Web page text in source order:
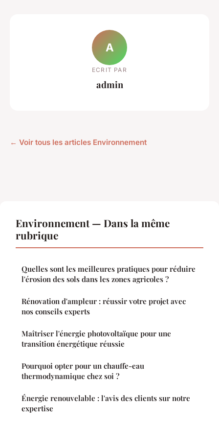
A
ECRIT PAR
admin
← Voir tous les articles Environnement
Environnement — Dans la même
rubrique
Quelles sont les meilleures pratiques pour réduire
l'érosion des sols dans les zones agricoles ?
Rénovation d'ampleur : réussir votre projet avec
nos conseils experts
Maîtriser l'énergie photovoltaïque pour une
transition énergétique réussie
Pourquoi opter pour un chauffe-eau
thermodynamique chez soi ?
Énergie renouvelable : l'avis des clients sur notre
expertise